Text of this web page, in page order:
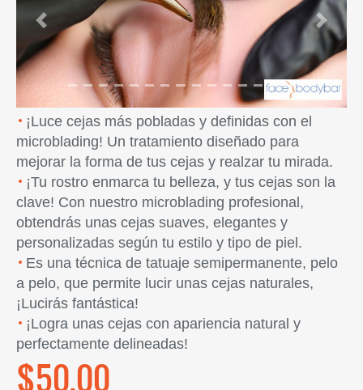
Previous Next
¡Luce cejas más pobladas y definidas con el
microblading! Un tratamiento diseñado para
mejorar la forma de tus cejas y realzar tu mirada.
¡Tu rostro enmarca tu belleza, y tus cejas son la
clave! Con nuestro microblading profesional,
obtendrás unas cejas suaves, elegantes y
personalizadas según tu estilo y tipo de piel.
Es una técnica de tatuaje semipermanente, pelo
a pelo, que permite lucir unas cejas naturales,
¡Lucirás fantástica!
¡Logra unas cejas con apariencia natural y
perfectamente delineadas!
$50.00